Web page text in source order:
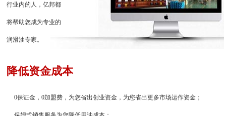
行业内的人，亿邦都
将帮助您成为专业的
润滑油专家。
降低资金成本
0保证金，0加盟费，为您省出创业资金，为您省出更多市场运作资金；